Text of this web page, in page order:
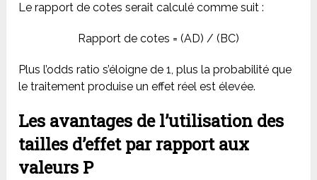
Le rapport de cotes serait calculé comme suit :
Rapport de cotes = (AD) / (BC)
Plus l’odds ratio s’éloigne de 1, plus la probabilité que
le traitement produise un effet réel est élevée.
Les avantages de l’utilisation des
tailles d’effet par rapport aux
valeurs P